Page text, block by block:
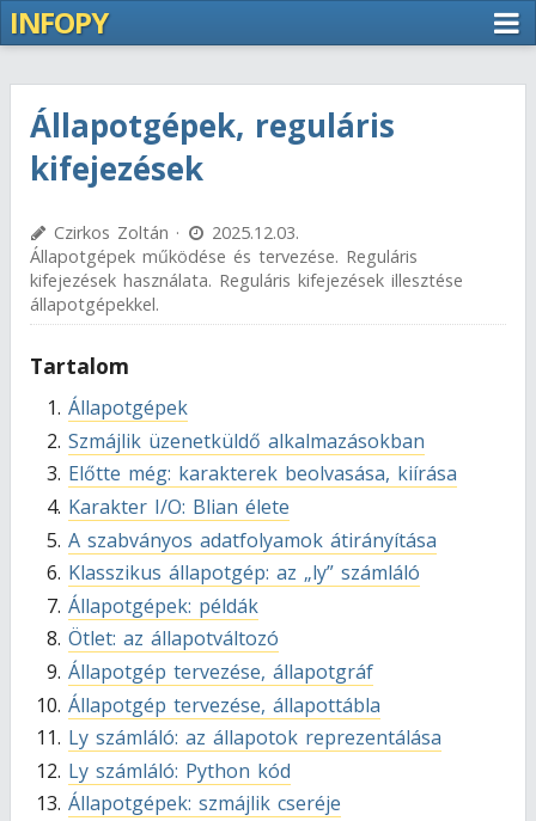
INFOPY
Állapotgépek, reguláris
kifejezések
Czirkos Zoltán ·
2025.12.03.
Állapotgépek működése és tervezése. Reguláris
kifejezések használata. Reguláris kifejezések illesztése
állapotgépekkel.
Tartalom
Állapotgépek
Szmájlik üzenetküldő alkalmazásokban
Előtte még: karakterek beolvasása, kiírása
Karakter I/O: Blian élete
A szabványos adatfolyamok átirányítása
Klasszikus állapotgép: az „ly” számláló
Állapotgépek: példák
Ötlet: az állapotváltozó
Állapotgép tervezése, állapotgráf
Állapotgép tervezése, állapottábla
Ly számláló: az állapotok reprezentálása
Ly számláló: Python kód
Állapotgépek: szmájlik cseréje